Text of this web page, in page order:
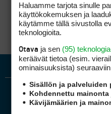
Haluamme tarjota sinulle
käyttökokemuksen ja
käytämme tällä sivustolla
teknologioita.
Otava ja sen (95)
keräävät tietoa (esim.
ominaisuuk­sista)
Sisällön ja palveluiden
Kohdennettu
Kävijämäärien ja